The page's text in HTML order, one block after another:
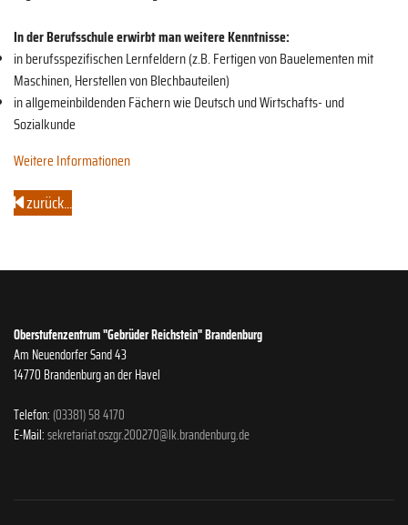
In der Berufsschule erwirbt man weitere Kenntnisse:
in berufsspezifischen Lernfeldern (z.B. Fertigen von Bauelementen mit
Maschinen, Herstellen von Blechbauteilen)
in allgemeinbildenden Fächern wie Deutsch und Wirtschafts- und
Sozialkunde
Weitere Informationen
zurück...
Oberstufenzentrum "Gebrüder Reichstein" Brandenburg
Am Neuendorfer Sand 43
14770 Brandenburg an der Havel
Telefon: (03381) 58 4170
E-Mail:sekretariat.oszgr.200270@lk.brandenburg.de